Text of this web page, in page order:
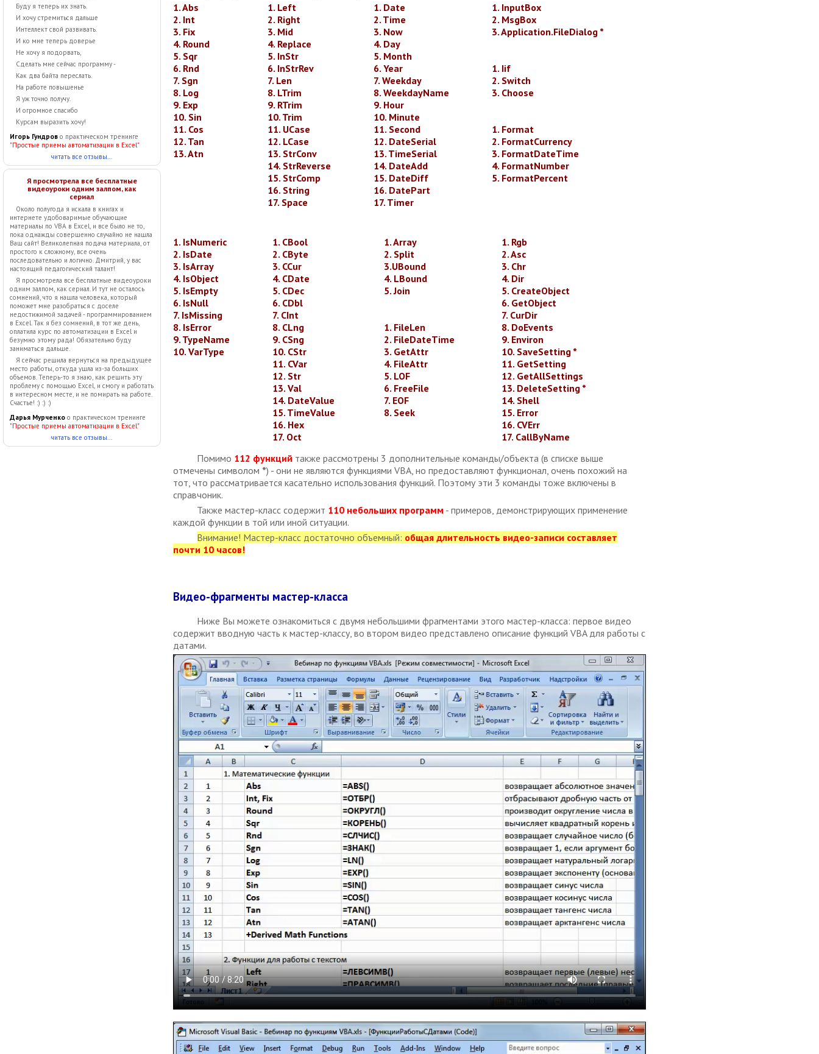
Буду я теперь их знать.
И хочу стремиться дальше
Интеллект свой развивать.
И ко мне теперь доверье
Не хочу я подорвать,
Сделать мне сейчас программу -
Как два байта переслать.
На работе повышенье
Я уж точно получу.
И огромное спасибо
Курсам выразить хочу!
Игорь Гундров о практическом тренинге
"Простые приемы автоматизации в Excel"
читать все отзывы...
Я просмотрела все бесплатные
видеоуроки одним залпом, как
сериал
Около полугода я искала в книгах и
интернете удобоваримые обучающие
материалы по VBA в Excel, и все было не то,
пока однажды совершенно случайно не нашла
Ваш сайт! Великолепная подача материала, от
простого к сложному, все очень
последовательно и логично. Дмитрий, у вас
настоящий педагогический талант!
Я просмотрела все бесплатные видеоуроки
одним залпом, как сериал. И тут не осталось
сомнений, что я нашла человека, который
поможет мне разобраться с доселе
недостижимой задачей - программированием
в Excel. Так я без сомнений, в тот же день,
оплатила курс по автоматизации в Excel и
безумно этому рада! Обязательно буду
заниматься дальше.
Я сейчас решила вернуться на предыдущее
место работы, откуда ушла из-за больших
объемов. Теперь-то я знаю, как решить эту
проблему с помощью Excel, и смогу и работать
в интересном месте, и не помирать на работе.
Счастье! :) :) :)
Дарья Мурченко о практическом тренинге
"Простые приемы автоматизации в Excel"
читать все отзывы...
1. Abs
2. Int
3. Fix
4. Round
5. Sqr
6. Rnd
7. Sgn
8. Log
9. Exp
10. Sin
11. Cos
12. Tan
13. Atn
1. Left
2. Right
3. Mid
4. Replace
5. InStr
6. InStrRev
7. Len
8. LTrim
9. RTrim
10. Trim
11. UCase
12. LCase
13. StrConv
14. StrReverse
15. StrComp
16. String
17. Space
1. Date
2. Time
3. Now
4. Day
5. Month
6. Year
7. Weekday
8. WeekdayName
9. Hour
10. Minute
11. Second
12. DateSerial
13. TimeSerial
14. DateAdd
15. DateDiff
16. DatePart
17. Timer
1. InputBox
2. MsgBox
3. Application.FileDialog *
1. Iif
2. Switch
3. Choose
1. Format
2. FormatCurrency
3. FormatDateTime
4. FormatNumber
5. FormatPercent
1. IsNumeric
2. IsDate
3. IsArray
4. IsObject
5. IsEmpty
6. IsNull
7. IsMissing
8. IsError
9. TypeName
10. VarType
1. CBool
2. CByte
3. CCur
4. CDate
5. CDec
6. CDbl
7. CInt
8. CLng
9. CSng
10. CStr
11. CVar
12. Str
13. Val
14. DateValue
15. TimeValue
16. Hex
17. Oct
1. Array
2. Split
3.UBound
4. LBound
5. Join
1. FileLen
2. FileDateTime
3. GetAttr
4. FileAttr
5. LOF
6. FreeFile
7. EOF
8. Seek
1. Rgb
2. Asc
3. Chr
4. Dir
5. CreateObject
6. GetObject
7. CurDir
8. DoEvents
9. Environ
10. SaveSetting *
11. GetSetting
12. GetAllSettings
13. DeleteSetting *
14. Shell
15. Error
16. CVErr
17. CallByName
Помимо 112 функций также рассмотрены 3 дополнительные команды/объекта (в списке выше
отмечены символом *) - они не являются функциями VBA, но предоставляют функционал, очень похожий на
тот, что рассматривается касательно использования функций. Поэтому эти 3 команды тоже включены в
справчоник.
Также мастер-класс содержит 110 небольших программ - примеров, демонстрирующих применение
каждой функции в той или иной ситуации.
Внимание! Мастер-класс достаточно объемный: общая длительность видео-записи составляет
почти 10 часов!
Видео-фрагменты мастер-класса
Ниже Вы можете ознакомиться с двумя небольшими фрагментами этого мастер-класса: первое видео
содержит вводную часть к мастер-классу, во втором видео представлено описание функций VBA для работы с
датами.